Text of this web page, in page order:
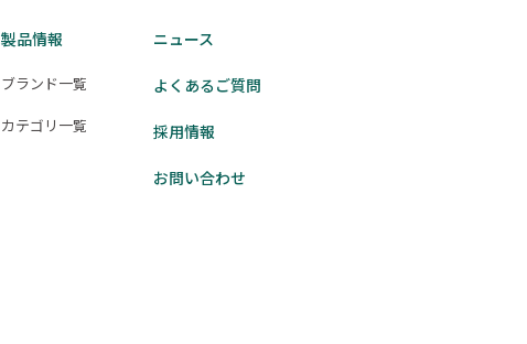
製品情報
ブランド一覧
カテゴリ一覧
ニュース
よくあるご質問
採用情報
お問い合わせ